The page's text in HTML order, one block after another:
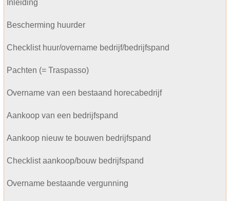
Inleiding
Bescherming huurder
Checklist huur/overname bedrijf/bedrijfspand
Pachten (= Traspasso)
Overname van een bestaand horecabedrijf
Aankoop van een bedrijfspand
Aankoop nieuw te bouwen bedrijfspand
Checklist aankoop/bouw bedrijfspand
Overname bestaande vergunning